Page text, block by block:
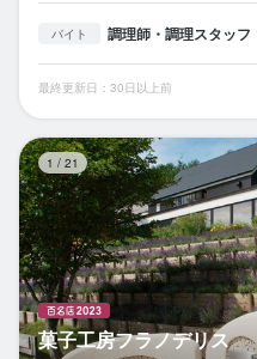
バイト 調理師・調理スタッフ
最終更新日：30日以上前
1 / 21
菓子工房フラノデリス